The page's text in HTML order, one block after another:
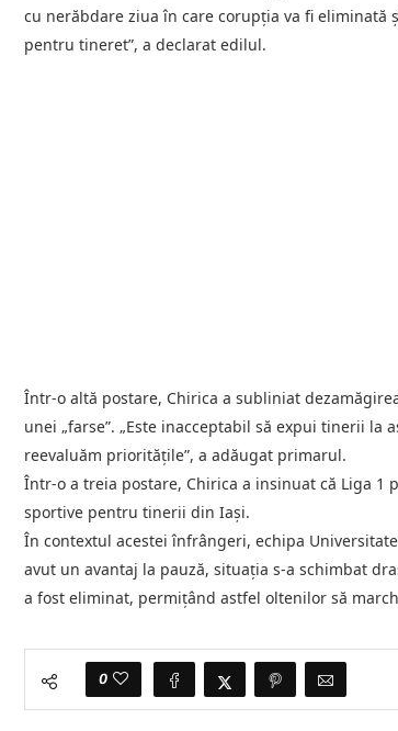
cu nerăbdare ziua în care corupția va fi eliminată
pentru tineret”, a declarat edilul.
Într-o altă postare, Chirica a subliniat
unei „farse”. „Este inacceptabil să expui tinerii la
reevaluăm prioritățile”, a adăugat primarul.
Într-o a treia postare, Chirica a insinuat că Liga 1
sportive pentru tinerii din Iași.
În contextul acestei înfrângeri, echipa
avut un avantaj la pauză, situația s-a schimbat
a fost eliminat, permițând astfel oltenilor să
0